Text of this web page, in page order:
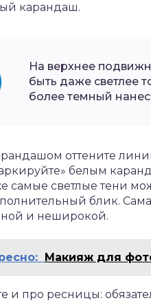
карандаш.
На верхнее
быть даже светлее
более темный
оттените
белым
самые светлые тени
блик.
и неширокой.
Макияж для
и про ресницы: